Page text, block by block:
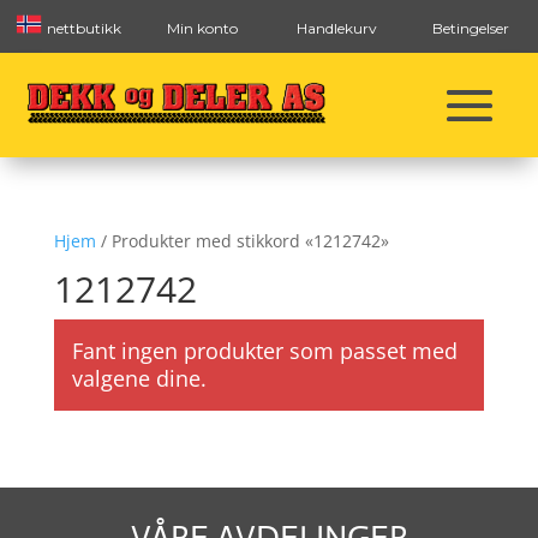
nettbutikk Min konto Handlekurv Betingelser
Hjem / Produkter med stikkord «1212742»
1212742
Fant ingen produkter som passet med
valgene dine.